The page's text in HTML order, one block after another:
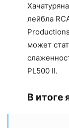
лейбла
может
PL500 II.
В итоге